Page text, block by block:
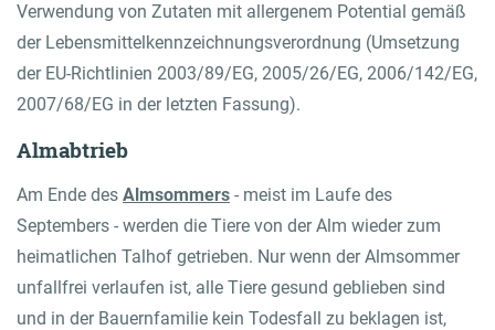
Verwendung von Zutaten mit allergenem Potential gemäß
der Lebensmittelkennzeichnungsverordnung (Umsetzung
der EU-Richtlinien 2003/89/EG, 2005/26/EG, 2006/142/EG,
2007/68/EG in der letzten Fassung).
Almabtrieb
Am Ende des Almsommers - meist im Laufe des
Septembers - werden die Tiere von der Alm wieder zum
heimatlichen Talhof getrieben. Nur wenn der Almsommer
unfallfrei verlaufen ist, alle Tiere gesund geblieben sind
und in der Bauernfamilie kein Todesfall zu beklagen ist,